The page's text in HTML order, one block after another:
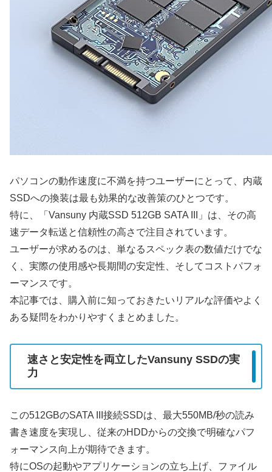
パソコンの動作速度に不満を持つユーザーにとって、内蔵
SSDへの換装は最も効果的な改善策のひとつです。
特に、「Vansuny 内蔵SSD 512GB SATA III」は、その高
速データ転送と信頼性の高さで注目されています。
ユーザーが求めるのは、単なるスペック表の数値だけでな
く、実際の使用感や長期間の安定性、そしてコストパフォ
ーマンスです。
本記事では、購入前に知っておきたいリアルな評価やよく
ある疑問をわかりやすくまとめました。
速さと安定性を両立したVansuny SSDの実
力
この512GBのSATA III接続SSDは、最大550MB/秒の読み
書き速度を実現し、従来のHDDからの交換で明確なパフ
ォーマンス向上が期待できます。
特にOSの起動やアプリケーションの立ち上げ、ファイル